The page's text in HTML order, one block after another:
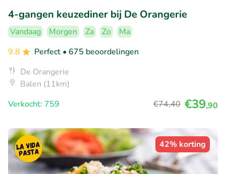
4-gangen keuzediner bij De Orangerie
Vandaag Morgen Za Zo
Ma
9.8
Perfect • 675 beoordelingen
De Orangerie
Balen (11km)
Verkocht: 759
€74,40 €39,90
42% korting